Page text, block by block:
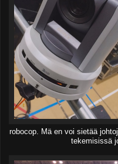
robocop. Mä en voi sietää
tekemisissä